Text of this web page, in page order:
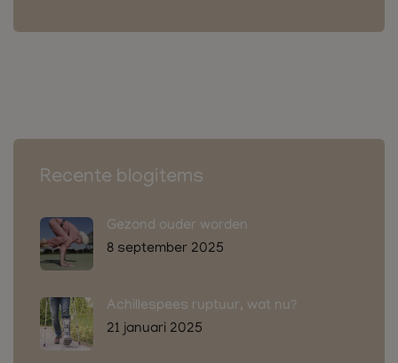
Recente blogitems
Gezond ouder worden
8 september 2025
Achillespees ruptuur, wat nu?
21 januari 2025